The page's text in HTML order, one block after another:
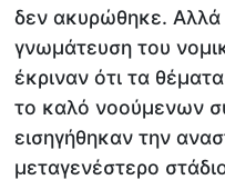
δεν ακυρώθηκε. Αλλά
γνωμάτευση του
έκριναν ότι τα
το καλό νοούμενων
εισηγήθηκαν την
μεταγενέστερο